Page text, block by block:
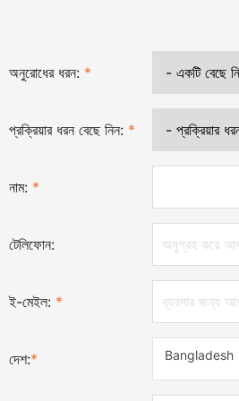
অনুরোধের ধরন: *
প্রক্রিয়ার ধরন বেছে নিন: *
নাম: *
টেলিফোন:
ই-মেইল: *
দেশ:* Bangladesh